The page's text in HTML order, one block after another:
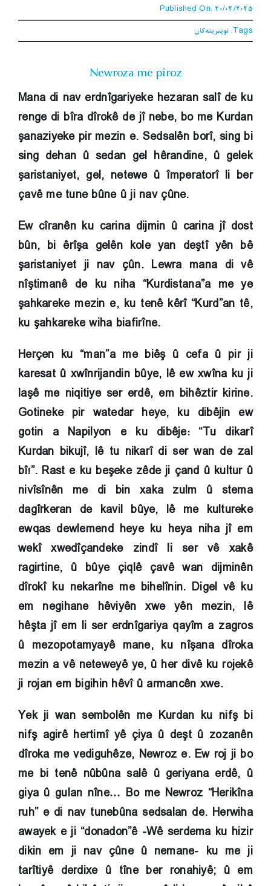
Published On: 20/03/2025
Tags: نوێترینەکان
Newroza me pîroz
Mana di nav erdnîgariyeke hezaran salî de ku
renge di bîra dîrokê de jî nebe, bo me Kurdan
şanaziyeke pir mezin e. Sedsalên borî, sing bi
sing dehan û sedan gel hêrandine, û gelek
şaristaniyet, gel, netewe û împeratorî li ber
çavê me tune bûne û ji nav çûne.
Ew cîranên ku carina dijmin û carina jî dost
bûn, bi êrîşa gelên kole yan deştî yên bê
şaristaniyet ji nav çûn. Lewra mana di vê
nîştimanê de ku niha “Kurdistana”a me ye
şahkareke mezin e, ku tenê kêrî “Kurd”an tê,
ku şahkareke wiha biafirîne.
Herçen ku “man”a me biêş û cefa û pir ji
karesat û xwînrijandin bûye, lê ew xwîna ku ji
laşê me niqitiye ser erdê, em bihêztir kirine.
Gotineke pir watedar heye, ku dibêjin ew
gotin a Napilyon e ku dibêje: “Tu dikarî
Kurdan bikujî, lê tu nikarî di ser wan de zal
bî!”. Rast e ku beşeke zêde ji çand û kultur û
nivîsînên me di bin xaka zulm û stema
dagîrkeran de kavil bûye, lê me kultureke
ewqas dewlemend heye ku heya niha jî em
wekî xwedîçandeke zindî li ser vê xakê
ragirtine, û bûye çiqlê çavê wan dijminên
dîrokî ku nekarîne me bihelînin. Digel vê ku
em negihane hêviyên xwe yên mezin, lê
hêşta jî em li ser erdnîgariya qayîm a zagros
û mezopotamyayê mane, ku nîşana dîroka
mezin a vê neteweyê ye, û her divê ku rojekê
ji rojan em bigihin hêvî û armancên xwe.
Yek ji wan sembolên me Kurdan ku nifş bi
nifş agirê hertimî yê çiya û deşt û zozanên
dîroka me vediguhêze, Newroz e. Ew roj ji bo
me bi tenê nûbûna salê û geriyana erdê, û
giya û gulan nîne… Bo me Newroz “Herikîna
ruh” e di nav tunebûna sedsalan de. Herwiha
awayek e ji “donadon”ê -Wê serdema ku hizir
dikin em ji nav çûne û nemane- ku me ji
tarîtiyê derdixe û tîne ber ronahiyê; û em